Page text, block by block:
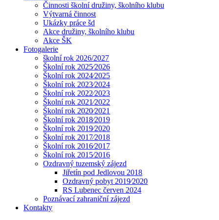
Činnosti školní družiny, školního klubu
Výtvarná činnost
Ukázky práce šd
Akce družiny, školního klubu
Akce ŠK
Fotogalerie
školní rok 2026/2027
Školní rok 2025⁄2026
Školní rok 2024⁄2025
Školní rok 2023⁄2024
Školní rok 2022⁄2023
Školní rok 2021⁄2022
Školní rok 2020⁄2021
Školní rok 2018⁄2019
Školní rok 2019⁄2020
Školní rok 2017⁄2018
Školní rok 2016⁄2017
Školní rok 2015⁄2016
Ozdravný tuzemský zájezd
Jiřetín pod Jedlovou 2018
Ozdravný pobyt 2019⁄2020
RS Lubenec červen 2024
Poznávací zahraniční zájezd
Kontakty